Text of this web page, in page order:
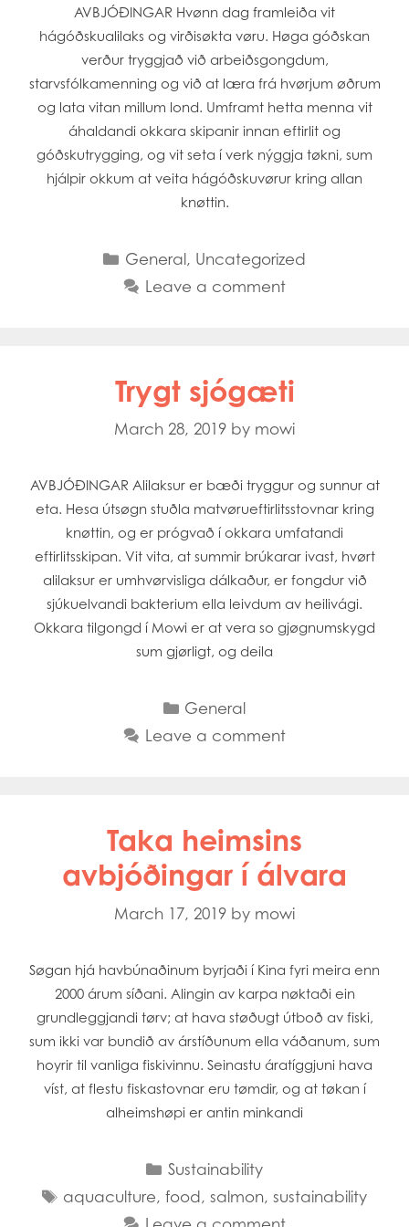
AVBJÓÐINGAR Hvønn dag framleiða vit
hágóðskualilaks og virðisøkta vøru. Høga góðskan
verður tryggjað við arbeiðsgongdum,
starvsfólkamenning og við at læra frá hvørjum øðrum
og lata vitan millum lond. Umframt hetta menna vit
áhaldandi okkara skipanir innan eftirlit og
góðskutrygging, og vit seta í verk nýggja tøkni, sum
hjálpir okkum at veita hágóðskuvørur kring allan
knøttin.
Categories
General, Uncategorized
Leave a comment
Trygt sjógæti
March 28, 2019 by mowi
AVBJÓÐINGAR Alilaksur er bæði tryggur og sunnur at
eta. Hesa útsøgn stuðla matvørueftirlitsstovnar kring
knøttin, og er prógvað í okkara umfatandi
eftirlitsskipan. Vit vita, at summir brúkarar ivast, hvørt
alilaksur er umhvørvisliga dálkaður, er fongdur við
sjúkuelvandi bakterium ella leivdum av heilivági.
Okkara tilgongd í Mowi er at vera so gjøgnumskygd
sum gjørligt, og deila
Categories
General
Leave a comment
Taka heimsins
avbjóðingar í álvara
March 17, 2019 by mowi
Søgan hjá havbúnaðinum byrjaði í Kina fyri meira enn
2000 árum síðani. Alingin av karpa nøktaði ein
grundleggjandi tørv; at hava støðugt útboð av fiski,
sum ikki var bundið av árstíðunum ella váðanum, sum
hoyrir til vanliga fiskivinnu. Seinastu áratíggjuni hava
víst, at flestu fiskastovnar eru tømdir, og at tøkan í
alheimshøpi er antin minkandi
Categories
Sustainability
Tags
aquaculture,food,salmon,sustainability
Mowi Canada East
Mowi Canada West